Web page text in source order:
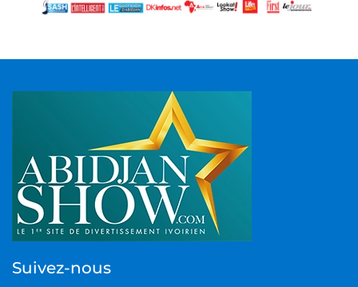
Suivez-nous